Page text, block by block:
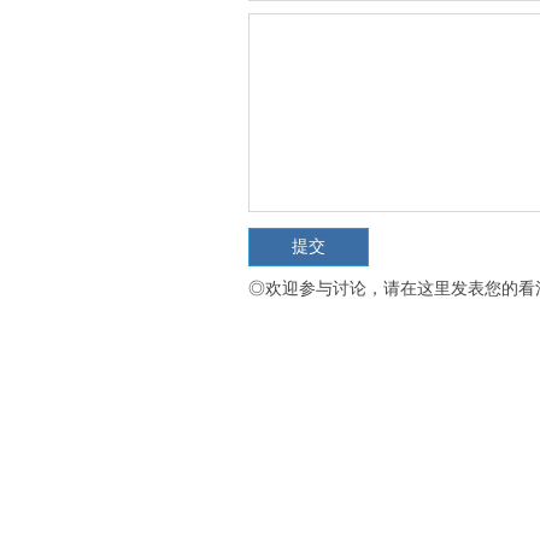
◎欢迎参与讨论，请在这里发表您的看